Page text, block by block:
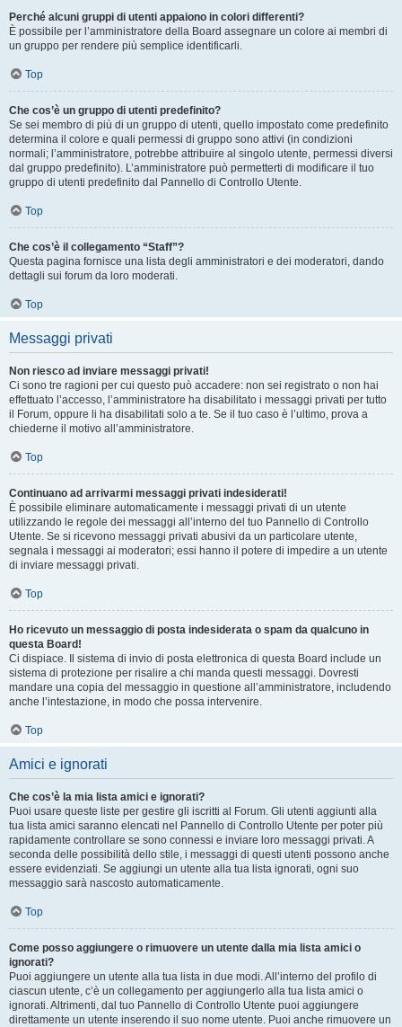
Perché alcuni gruppi di utenti appaiono in colori differenti?
È possibile per l’amministratore della Board assegnare un colore ai membri di
un gruppo per rendere più semplice identificarli.
Top
Che cos’è un gruppo di utenti predefinito?
Se sei membro di più di un gruppo di utenti, quello impostato come predefinito
determina il colore e quali permessi di gruppo sono attivi (in condizioni
normali; l’amministratore, potrebbe attribuire al singolo utente, permessi diversi
dal gruppo predefinito). L’amministratore può permetterti di modificare il tuo
gruppo di utenti predefinito dal Pannello di Controllo Utente.
Top
Che cos’è il collegamento “Staff”?
Questa pagina fornisce una lista degli amministratori e dei moderatori, dando
dettagli sui forum da loro moderati.
Top
Messaggi privati
Non riesco ad inviare messaggi privati!
Ci sono tre ragioni per cui questo può accadere: non sei registrato o non hai
effettuato l’accesso, l’amministratore ha disabilitato i messaggi privati per tutto
il Forum, oppure li ha disabilitati solo a te. Se il tuo caso è l’ultimo, prova a
chiederne il motivo all’amministratore.
Top
Continuano ad arrivarmi messaggi privati indesiderati!
È possibile eliminare automaticamente i messaggi privati ​​di un utente
utilizzando le regole dei messaggi all’interno del tuo Pannello di Controllo
Utente. Se si ricevono messaggi privati ​​abusivi da un particolare utente,
segnala i messaggi ai moderatori; essi hanno il potere di impedire a un utente
di inviare messaggi privati​​.
Top
Ho ricevuto un messaggio di posta indesiderata o spam da qualcuno in
questa Board!
Ci dispiace. Il sistema di invio di posta elettronica di questa Board include un
sistema di protezione per risalire a chi manda questi messaggi. Dovresti
mandare una copia del messaggio in questione all’amministratore, includendo
anche l’intestazione, in modo che possa intervenire.
Top
Amici e ignorati
Che cos’è la mia lista amici e ignorati?
Puoi usare queste liste per gestire gli iscritti al Forum. Gli utenti aggiunti alla
tua lista amici saranno elencati nel Pannello di Controllo Utente per poter più
rapidamente controllare se sono connessi e inviare loro messaggi privati. A
seconda delle possibilità dello stile, i messaggi di questi utenti possono anche
essere evidenziati. Se aggiungi un utente alla tua lista ignorati, ogni suo
messaggio sarà nascosto automaticamente.
Top
Come posso aggiungere o rimuovere un utente dalla mia lista amici o
ignorati?
Puoi aggiungere un utente alla tua lista in due modi. All’interno del profilo di
ciascun utente, c’è un collegamento per aggiungerlo alla tua lista amici o
ignorati. Altrimenti, dal tuo Pannello di Controllo Utente puoi aggiungere
direttamente un utente inserendo il suo nome utente. Puoi anche rimuovere un